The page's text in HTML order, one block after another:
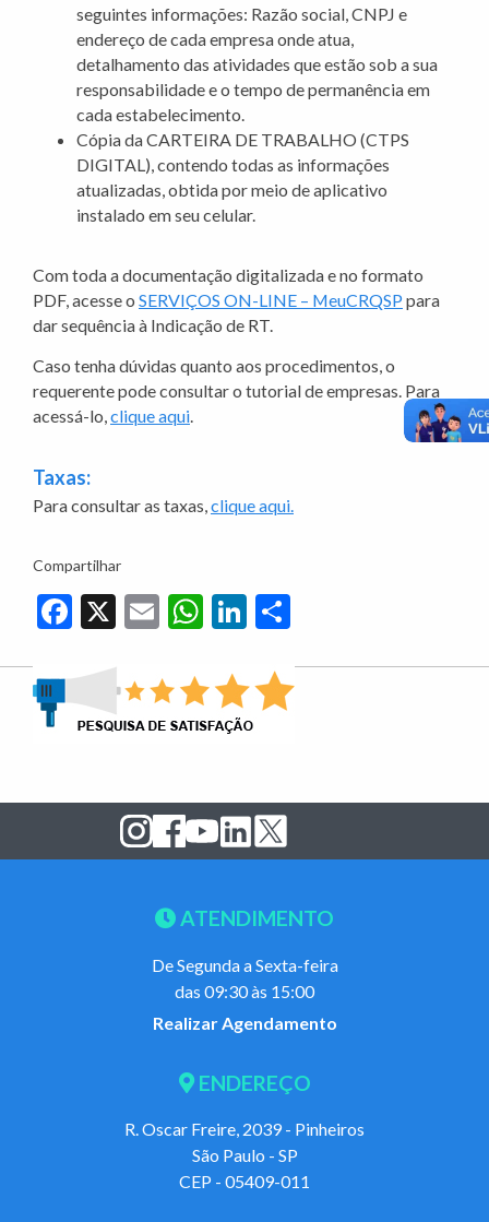
seguintes informações: Razão social, CNPJ e
endereço de cada empresa onde atua,
detalhamento das atividades que estão sob a sua
responsabilidade e o tempo de permanência em
cada estabelecimento.
Cópia da CARTEIRA DE TRABALHO (CTPS
DIGITAL), contendo todas as informações
atualizadas, obtida por meio de aplicativo
instalado em seu celular.
Com toda a documentação digitalizada e no formato
PDF, acesse o SERVIÇOS ON-LINE – MeuCRQSPpara
dar sequência à Indicação de RT.
Caso tenha dúvidas quanto aos procedimentos, o
requerente pode consultar o tutorial de empresas. Para
acessá-lo,clique aqui.
Taxas:
Para consultar as taxas,clique aqui.
Compartilhar
Facebook
X EmailWhatsApp
LinkedIn
ATENDIMENTO
De Segunda a Sexta-feira
das 09:30 às 15:00
Realizar Agendamento
ENDEREÇO
R. Oscar Freire, 2039 - Pinheiros
São Paulo - SP
CEP - 05409-011